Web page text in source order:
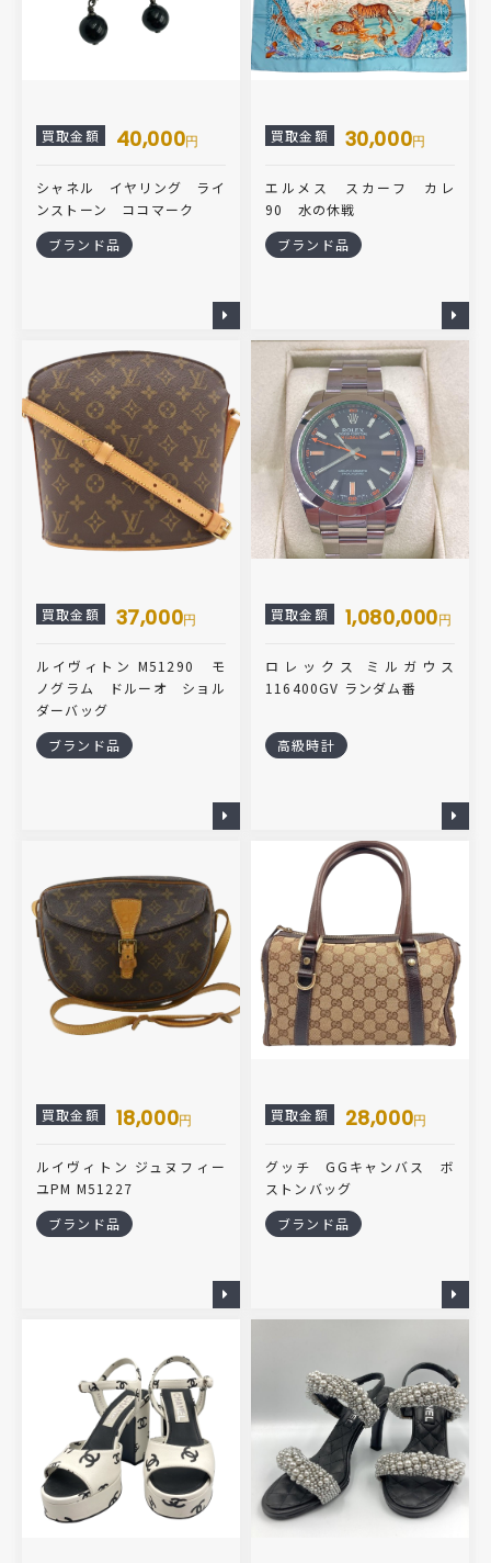
買取金額 40,000円
シャネル イヤリング ライ
ンストーン ココマーク
ブランド品
買取金額 30,000円
エルメス スカーフ カレ
90 水の休戦
ブランド品
買取金額 37,000円
ルイヴィトン M51290 モ
ノグラム ドルーオ ショル
ダーバッグ
ブランド品
買取金額 1,080,000円
ロレックス ミルガウス
116400GV ランダム番
高級時計
買取金額 18,000円
ルイヴィトン ジュヌフィー
ユPM M51227
ブランド品
買取金額 28,000円
グッチ GGキャンバス ボ
ストンバッグ
ブランド品